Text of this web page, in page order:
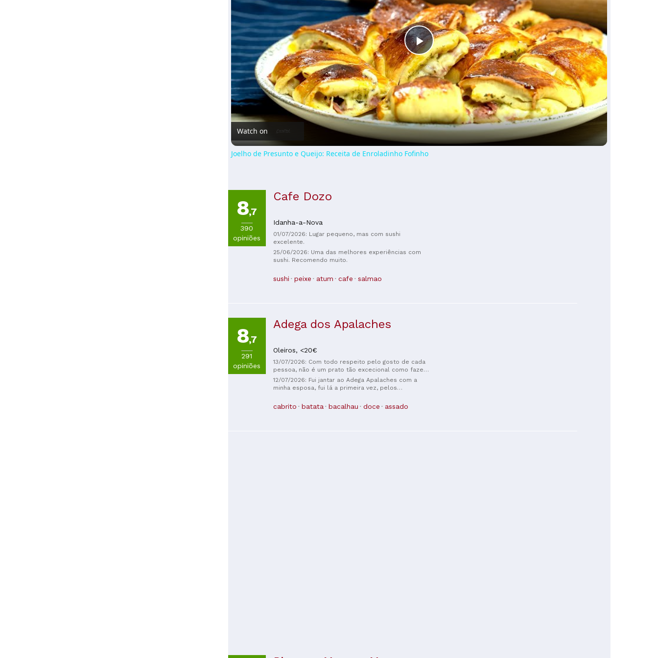
Play
Video
Watch on
Joelho de Presunto e Queijo: Receita de Enroladinho Fofinho
8,7
390
opiniões
Cafe Dozo
Idanha-a-Nova
01/07/2026: Lugar pequeno, mas com sushi
excelente.
25/06/2026: Uma das melhores experiências com
sushi. Recomendo muito.
sushi peixe atum cafe salmao
8,7
291
opiniões
Adega dos Apalaches
Oleiros, <20€
13/07/2026: Com todo respeito pelo gosto de cada
pessoa, não é um prato tão excecional como fazem
parecer, mas com toda a certeza não é um prato
que valha 32,5€ por pessoa, e com bebidas à parte,
não merece repetição.
12/07/2026: Fui jantar ao Adega Apalaches com a
minha esposa, fui lá a primeira vez, pelos
a experiência foi muito negativa, pois nada estava
cabrito batata bacalhau doce assado